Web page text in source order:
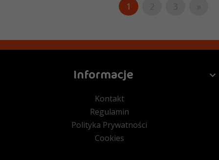
1
Informacje
Kontakt
Regulamin
Polityka Prywatności
Cookies